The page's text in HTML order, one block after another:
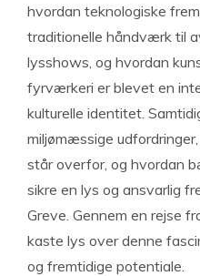
hvordan teknologiske
traditionelle håndværk til
lysshows, og hvordan
fyrværkeri er blevet en
kulturelle identitet.
miljømæssige
står overfor, og hvordan
sikre en lys og ansvarlig
Greve. Gennem en rejse
kaste lys over denne
og fremtidige potentiale.